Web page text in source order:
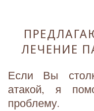
ЛЕЧЕНИЕ
Если Вы
атакой, я
проблему.